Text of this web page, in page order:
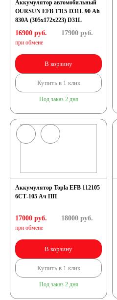
Аккумулятор автомобильный
OURSUN EFB T115-D31L 90 Ah
830А (305х172х223) D31L
16900 руб.
при обмене
17900руб.
В корзину
Купить в 1 клик
Под заказ 2 дня
Аккумулятор Topla EFB 112105
6СТ-105 Ач ПП
17000 руб.
при обмене
18000руб.
В корзину
Купить в 1 клик
Под заказ 2 дня